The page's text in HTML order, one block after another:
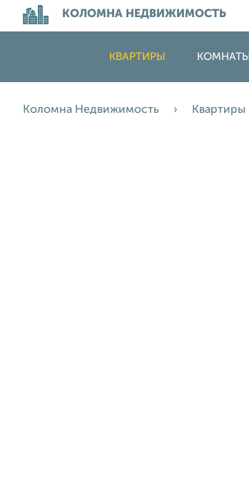
КОЛОМНА НЕДВИЖИМОСТЬ
КВАРТИРЫ КОМНАТЫ
Коломна Недвижимость Квартиры